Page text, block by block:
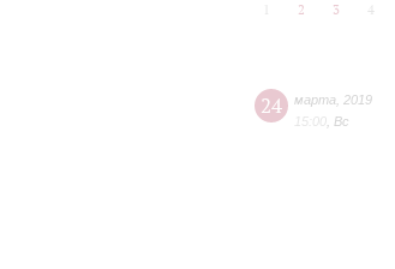
2 3 4
24 марта
2019
15:00 Вс